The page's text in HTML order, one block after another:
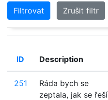
Filtrovat Zrušit filtr
ID Description
251
Ráda bych se
zeptala, jak se řeší